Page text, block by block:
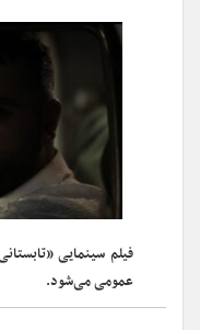
فیلم سینمایی
عمومی می‌شود.